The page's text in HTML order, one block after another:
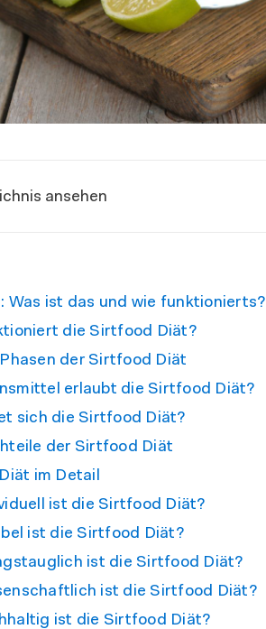
ansehen
Was ist das und wie funktionierts?
die Sirtfood Diät?
der Sirtfood Diät
erlaubt die Sirtfood Diät?
sich die Sirtfood Diät?
der Sirtfood Diät
im Detail
ist die Sirtfood Diät?
ist die Sirtfood Diät?
ist die Sirtfood Diät?
ist die Sirtfood Diät?
ist die Sirtfood Diät?